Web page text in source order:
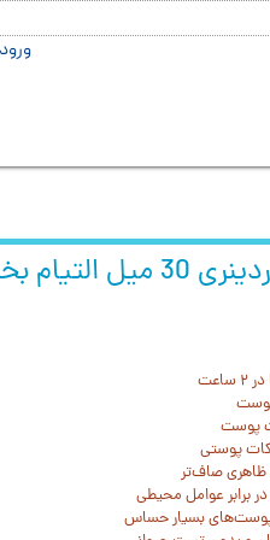
ورود
سرم سوتینگ بریر اوردینری
پوستی
ظاهری صاف‌تر
برابر عوامل محیطی
پوست‌های بسیار حساس